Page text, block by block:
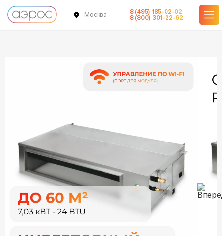
Москва
8 (495) 185-02-02
8 (800) 301-22-62
в наличии
в наличии